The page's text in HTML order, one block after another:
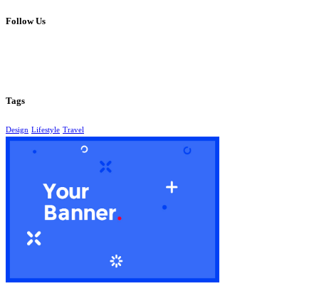
Follow Us
Tags
Design Lifestyle Travel